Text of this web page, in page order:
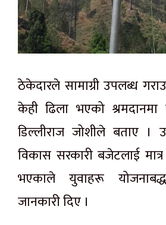
ठेकेदारले सामाग्री उपलब्ध
केही ढिला भएको श्रमदानमा
डिल्लीराज जोशीले बताए ।
विकास सरकारी बजेटलाई
भएकाले युवाहरू
जानकारी दिए ।